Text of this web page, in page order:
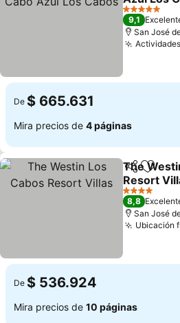
Ver precios
5 Estrellas
9,1
San José
De $ 665.631
Mira precios de 4 páginas
Compartir
The
Resort
Ver precios
4 Estrellas
8,8
San José
Ubicación
De $ 536.924
Mira precios de 10 páginas